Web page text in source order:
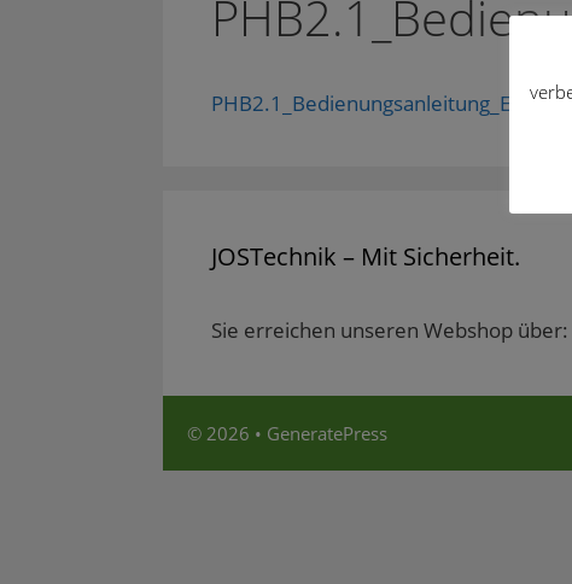
PHB2.1_Bedienungsanleitung_Erg_1
JOSTechnik – Mit Sicherheit.
Sie erreichen unseren Webshop über:
© 2026 • GeneratePress